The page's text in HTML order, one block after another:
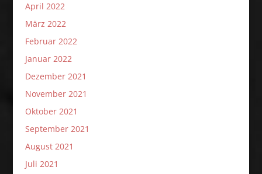
April 2022
März 2022
Februar 2022
Januar 2022
Dezember 2021
November 2021
Oktober 2021
September 2021
August 2021
Juli 2021